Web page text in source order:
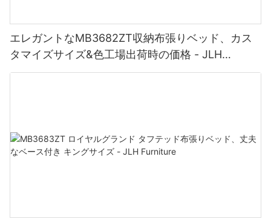
エレガントなMB3682ZT収納布張りベッド、カス
タマイズサイズ&色工場出荷時の価格 - JLH
Furniture